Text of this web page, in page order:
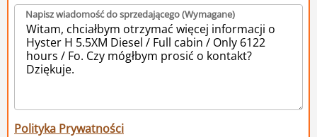
Napisz wiadomość do sprzedającego (Wymagane)
Polityka Prywatności